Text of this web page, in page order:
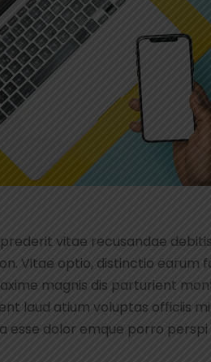
vitae recusandae
Vitae optio, distinctio earum
magnis dis parturient
laud atium voluptas officiis
dolor emque porro